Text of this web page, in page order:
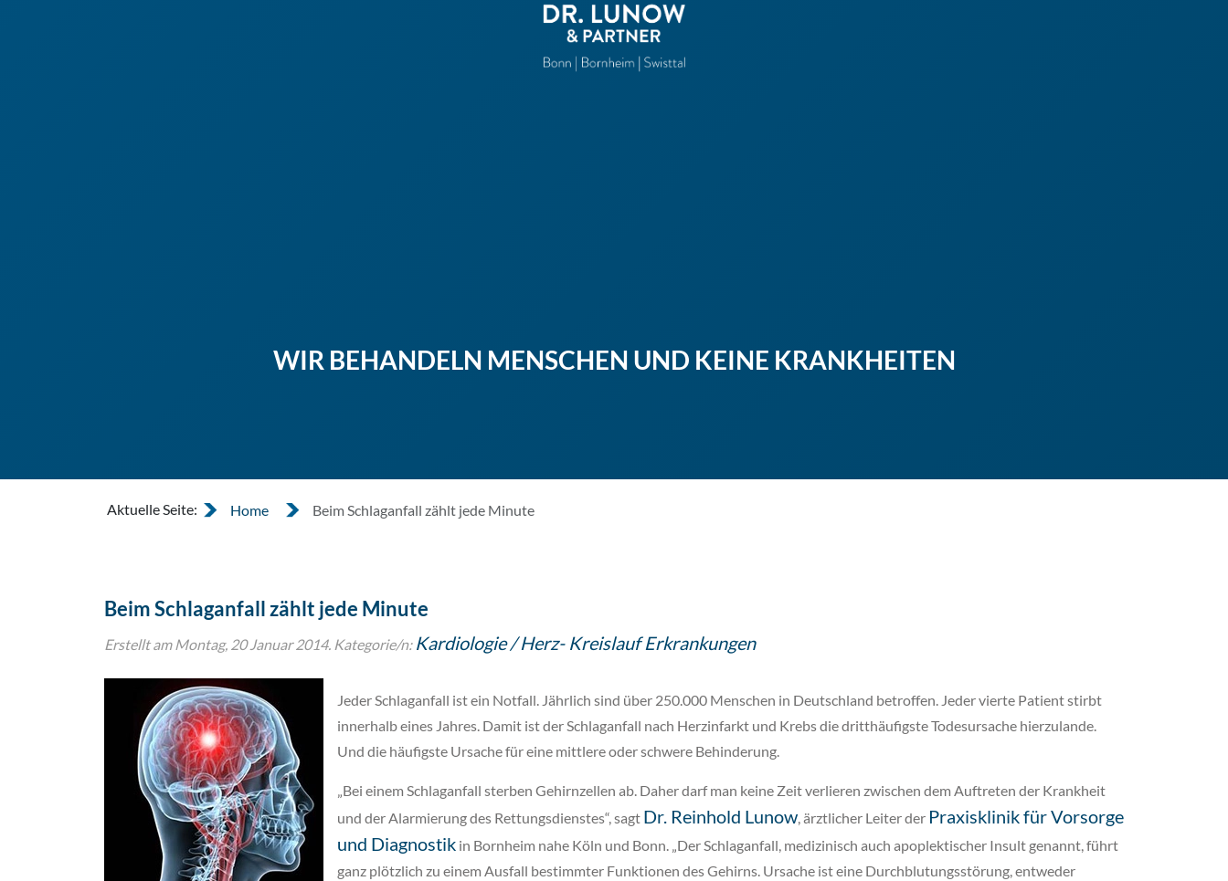
WIR BEHANDELN MENSCHEN UND KEINE KRANKHEITEN
Aktuelle Seite: Home Beim Schlaganfall zählt jede Minute
Beim Schlaganfall zählt jede Minute
Erstellt am Montag, 20 Januar 2014. Kategorie/n: Kardiologie / Herz- Kreislauf Erkrankungen
Jeder Schlaganfall ist ein Notfall. Jährlich sind über 250.000 Menschen in Deutschland betroffen. Jeder vierte Patient stirbt
innerhalb eines Jahres. Damit ist der Schlaganfall nach Herzinfarkt und Krebs die dritthäufigste Todesursache hierzulande.
Und die häufigste Ursache für eine mittlere oder schwere Behinderung.
„Bei einem Schlaganfall sterben Gehirnzellen ab. Daher darf man keine Zeit verlieren zwischen dem Auftreten der Krankheit
und der Alarmierung des Rettungsdienstes“, sagt Dr. Reinhold Lunow, ärztlicher Leiter der Praxisklinik für Vorsorge
und Diagnostik in Bornheim nahe Köln und Bonn. „Der Schlaganfall, medizinisch auch apoplektischer Insult genannt, führt
ganz plötzlich zu einem Ausfall bestimmter Funktionen des Gehirns. Ursache ist eine Durchblutungsstörung, entweder